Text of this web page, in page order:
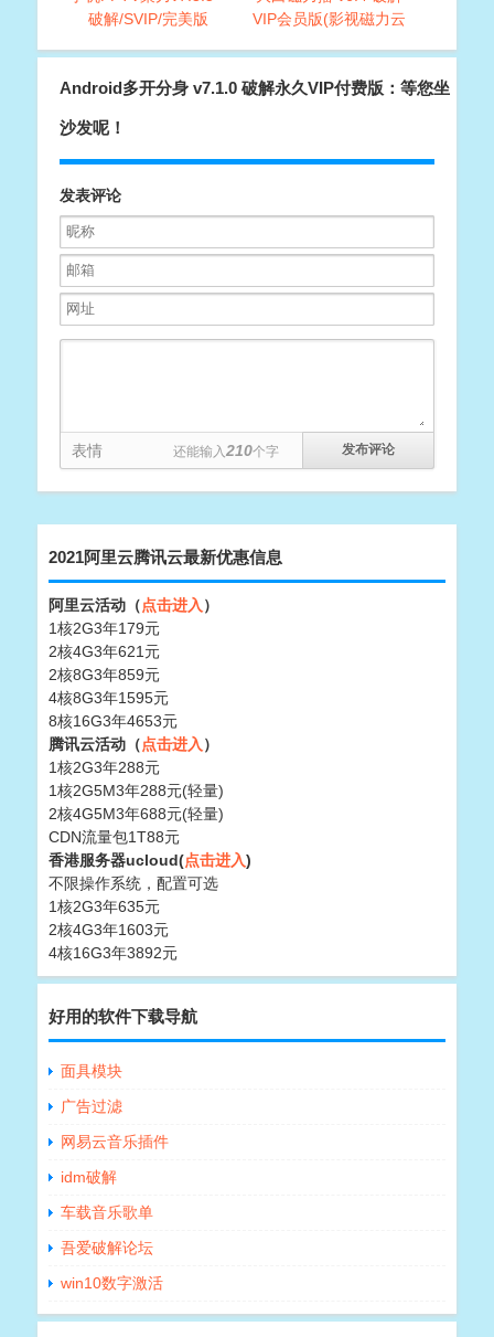
破解/SVIP/完美版
VIP会员版(影视磁力云
Android多开分身 v7.1.0 破解永久VIP付费版：等您坐
沙发呢！
发表评论
表情 还能输入 210个字
2021阿里云腾讯云最新优惠信息
阿里云活动（点击进入 ）
1核2G3年179元
2核4G3年621元
2核8G3年859元
4核8G3年1595元
8核16G3年4653元
腾讯云活动（点击进入 ）
1核2G3年288元
1核2G5M3年288元(轻量)
2核4G5M3年688元(轻量)
CDN流量包1T88元
香港服务器ucloud(点击进入)
不限操作系统，配置可选
1核2G3年635元
2核4G3年1603元
4核16G3年3892元
好用的软件下载导航
面具模块
广告过滤
网易云音乐插件
idm破解
车载音乐歌单
吾爱破解论坛
win10数字激活